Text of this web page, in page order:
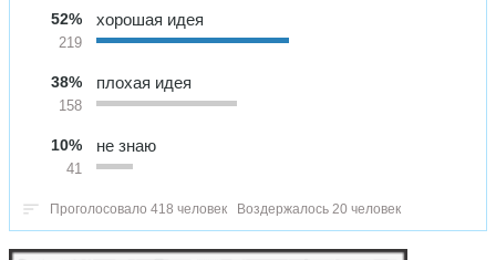
52%
219
хорошая идея
38%
158
плохая идея
10%
41
не знаю
Проголосовало 418 человек Воздержалось 20 человек